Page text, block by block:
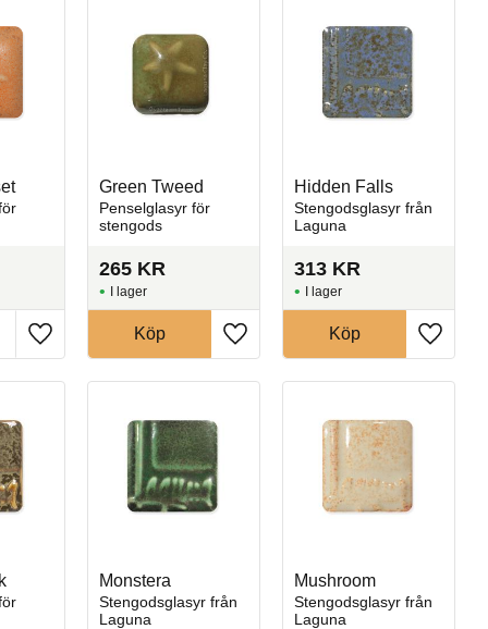
Lägg till i favoriter
Green Tweed
Penselglasyr för
stengods
265 KR
Lägg till i favoriter
I lager
Köp
Hidden Falls
Stengodsglasyr från
Laguna
313 KR
Lägg
I lager
Köp
Monstera
Stengodsglasyr från
Laguna
Mushroom
Stengodsglasyr från
Laguna